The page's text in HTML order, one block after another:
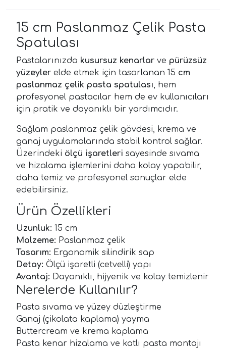
15 cm Paslanmaz Çelik Pasta
Spatulası
Pastalarınızda kusursuz kenarlar ve pürüzsüz
yüzeyler elde etmek için tasarlanan 15 cm
paslanmaz çelik pasta spatulası, hem
profesyonel pastacılar hem de ev kullanıcıları
için pratik ve dayanıklı bir yardımcıdır.
Sağlam paslanmaz çelik gövdesi, krema ve
ganaj uygulamalarında stabil kontrol sağlar.
Üzerindeki ölçü işaretleri sayesinde sıvama
ve hizalama işlemlerini daha kolay yapabilir,
daha temiz ve profesyonel sonuçlar elde
edebilirsiniz.
Ürün Özellikleri
Uzunluk: 15 cm
Malzeme: Paslanmaz çelik
Tasarım: Ergonomik silindirik sap
Detay: Ölçü işaretli (cetvelli) yapı
Avantaj: Dayanıklı, hijyenik ve kolay temizlenir
Nerelerde Kullanılır?
Pasta sıvama ve yüzey düzleştirme
Ganaj (çikolata kaplama) yayma
Buttercream ve krema kaplama
Pasta kenar hizalama ve katlı pasta montajı